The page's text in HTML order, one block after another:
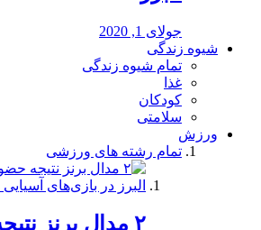
جولای 1, 2020
شیوه زندگی
تمام شیوه زندگی
غذا
کودکان
سلامتی
ورزش
تمام رشته های ورزشی